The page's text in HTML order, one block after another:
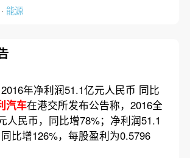
能源
年净利润51.1亿元人民币 同比
汽车在港交所发布公告称，2016全
人民币，同比增78%；净利润51.1
比增126%，每股盈利为0.5796